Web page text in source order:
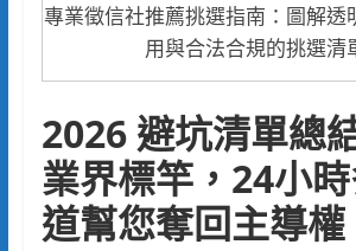
專業徵信社推薦挑選指南：圖解透
用與合法合規的挑選清
2026 避坑清單總
業界標竿，24小
道幫您奪回主導權